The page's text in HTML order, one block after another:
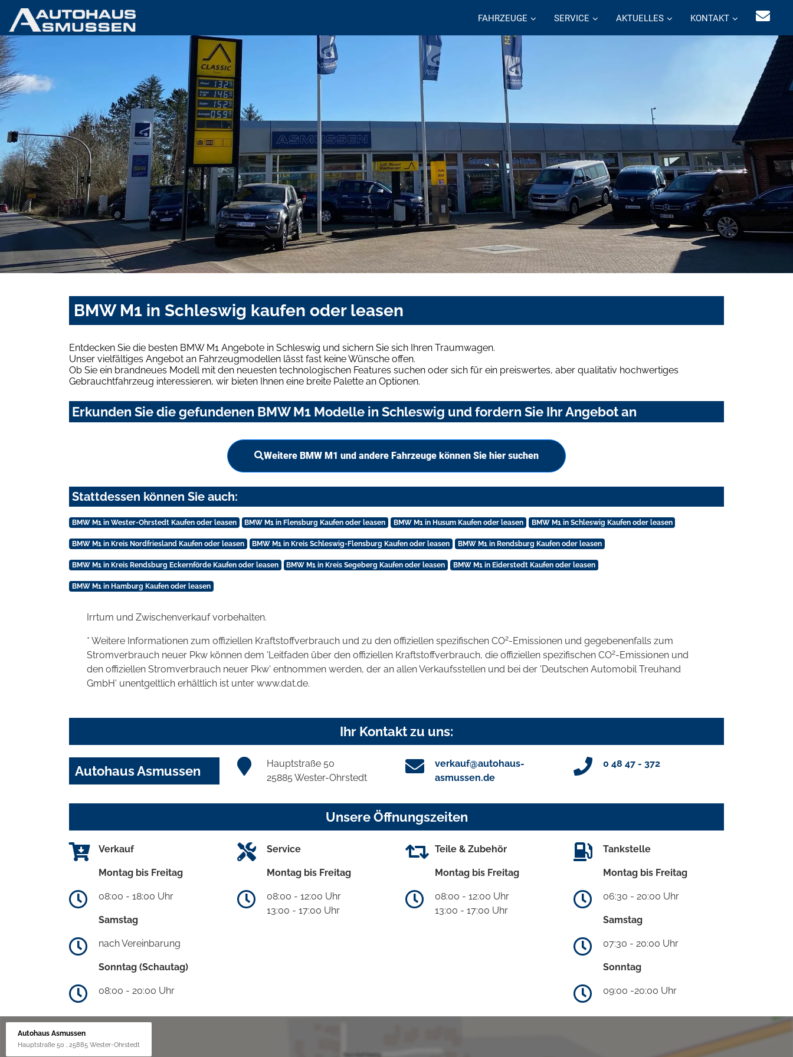
FAHRZEUGE SERVICE AKTUELLES KONTAKT
BMW M1 in Schleswig kaufen oder leasen
Entdecken Sie die besten BMW M1 Angebote in Schleswig und sichern Sie sich Ihren Traumwagen.
Unser vielfältiges Angebot an Fahrzeugmodellen lässt fast keine Wünsche offen.
Ob Sie ein brandneues Modell mit den neuesten technologischen Features suchen oder sich für ein preiswertes, aber qualitativ hochwertiges
Gebrauchtfahrzeug interessieren, wir bieten Ihnen eine breite Palette an Optionen.
Erkunden Sie die gefundenen BMW M1 Modelle in Schleswig und fordern Sie Ihr Angebot an
Weitere BMW M1 und andere Fahrzeuge können Sie hier suchen
Stattdessen können Sie auch:
BMW M1 in Wester-Ohrstedt Kaufen oder leasen BMW M1 in Flensburg Kaufen oder leasen BMW M1 in Husum Kaufen oder leasen BMW M1 in Schleswig Kaufen oder leasen
BMW M1 in Kreis Nordfriesland Kaufen oder leasen BMW M1 in Kreis Schleswig-Flensburg Kaufen oder leasen BMW M1 in Rendsburg Kaufen oder leasen
BMW M1 in Kreis Rendsburg Eckernförde Kaufen oder leasen BMW M1 in Kreis Segeberg Kaufen oder leasen BMW M1 in Eiderstedt Kaufen oder leasen
BMW M1 in Hamburg Kaufen oder leasen
Irrtum und Zwischenverkauf vorbehalten.
* Weitere Informationen zum offiziellen Kraftstoffverbrauch und zu den offiziellen spezifischen CO2-Emissionen und gegebenenfalls zum
Stromverbrauch neuer Pkw können dem 'Leitfaden über den offiziellen Kraftstoffverbrauch, die offiziellen spezifischen CO2-Emissionen und
den offiziellen Stromverbrauch neuer Pkw' entnommen werden, der an allen Verkaufsstellen und bei der 'Deutschen Automobil Treuhand
GmbH' unentgeltlich erhältlich ist unter www.dat.de.
Ihr Kontakt zu uns:
Autohaus Asmussen
Hauptstraße 50
25885 Wester-Ohrstedt
verkauf@autohaus-
asmussen.de
0 48 47 - 372
Unsere Öffnungszeiten
Verkauf
Montag bis Freitag
08:00 - 18:00 Uhr
Samstag
nach Vereinbarung
Sonntag (Schautag)
08:00 - 20:00 Uhr
Service
Montag bis Freitag
08:00 - 12:00 Uhr
13:00 - 17:00 Uhr
Teile & Zubehör
Montag bis Freitag
08:00 - 12:00 Uhr
13:00 - 17:00 Uhr
Tankstelle
Montag bis Freitag
06:30 - 20:00 Uhr
Samstag
07:30 - 20:00 Uhr
Sonntag
09:00 -20:00 Uhr
Autohaus Asmussen
Hauptstraße 50 , 25885 Wester-Ohrstedt